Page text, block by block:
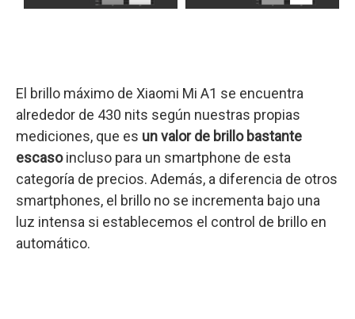
El brillo máximo de Xiaomi Mi A1 se encuentra
alrededor de 430 nits según nuestras propias
mediciones, que es un valor de brillo bastante
escasoincluso para un smartphone de esta
categoría de precios. Además, a diferencia de otros
smartphones, el brillo no se incrementa bajo una
luz intensa si establecemos el control de brillo en
automático.